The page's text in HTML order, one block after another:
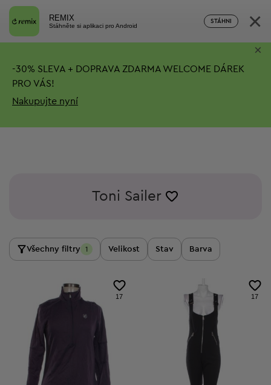
REMIX
Stáhněte si aplikaci pro Android
STÁHNI ×
-30% SLEVA + DOPRAVA ZDARMA WELCOME DÁREK
PRO VÁS!
Nakupujte nyní
×
Toni Sailer
Všechny filtry 1 Velikost Stav Barva
17 17